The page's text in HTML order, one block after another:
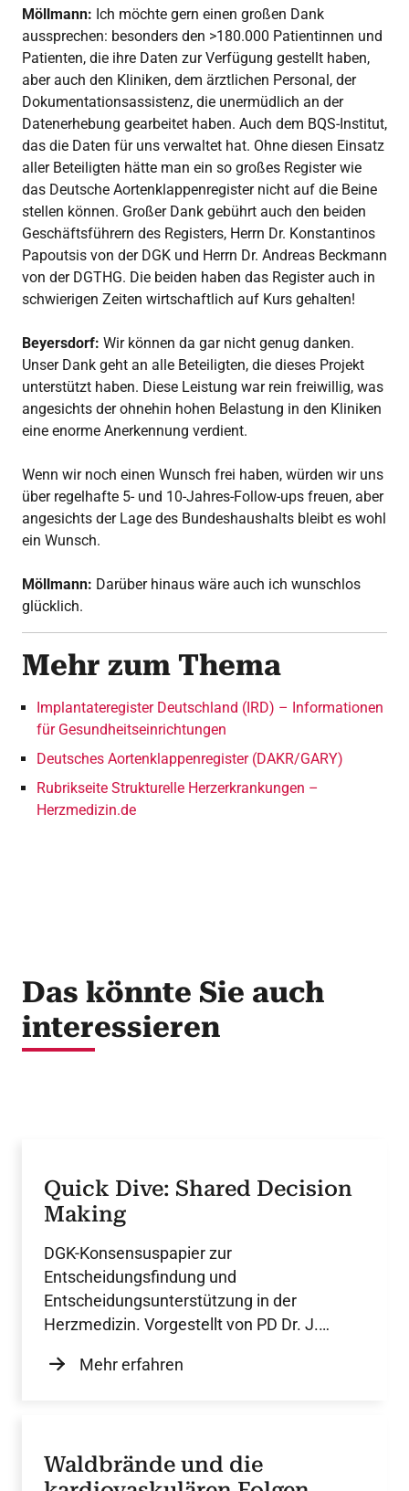
Möllmann: Ich möchte gern einen großen Dank
aussprechen: besonders den >180.000 Patientinnen und
Patienten, die ihre Daten zur Verfügung gestellt haben,
aber auch den Kliniken, dem ärztlichen Personal, der
Dokumentationsassistenz, die unermüdlich an der
Datenerhebung gearbeitet haben. Auch dem BQS-Institut,
das die Daten für uns verwaltet hat. Ohne diesen Einsatz
aller Beteiligten hätte man ein so großes Register wie
das Deutsche Aortenklappenregister nicht auf die Beine
stellen können. Großer Dank gebührt auch den beiden
Geschäftsführern des Registers, Herrn Dr. Konstantinos
Papoutsis von der DGK und Herrn Dr. Andreas Beckmann
von der DGTHG. Die beiden haben das Register auch in
schwierigen Zeiten wirtschaftlich auf Kurs gehalten!
Beyersdorf: Wir können da gar nicht genug danken.
Unser Dank geht an alle Beteiligten, die dieses Projekt
unterstützt haben. Diese Leistung war rein freiwillig, was
angesichts der ohnehin hohen Belastung in den Kliniken
eine enorme Anerkennung verdient.
Wenn wir noch einen Wunsch frei haben, würden wir uns
über regelhafte 5- und 10-Jahres-Follow-ups freuen, aber
angesichts der Lage des Bundeshaushalts bleibt es wohl
ein Wunsch.
Möllmann: Darüber hinaus wäre auch ich wunschlos
glücklich.
Mehr zum Thema
Implantateregister Deutschland (IRD) – Informationen
für Gesundheitseinrichtungen
Deutsches Aortenklappenregister (DAKR/GARY)
Rubrikseite Strukturelle Herzerkrankungen –
Herzmedizin.de
Das könnte Sie auch
interessieren
Quick Dive: Shared Decision
Making
DGK-Konsensuspapier zur
Entscheidungsfindung und
Entscheidungsunterstützung in der
Herzmedizin. Vorgestellt von PD Dr. J.
Mehr erfahren
Waldbrände und die